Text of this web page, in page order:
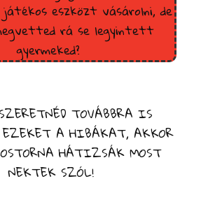
eszközt vásárolni, de
rá se legyintett
gyermeked?
TOVÁBBRA IS
A HIBÁKAT, AKKOR
HÁTIZSÁK MOST
NEKTEK SZÓL!